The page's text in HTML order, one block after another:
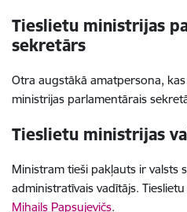
Tieslietu ministrijas
sekretārs
Otra augstākā amatpersona,
ministrijas parlamentārais
Tieslietu ministrijas
Ministram tieši pakļauts ir valsts
administratīvais vadītājs.
Mihails Papsujevičs.